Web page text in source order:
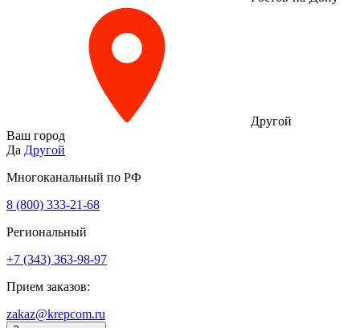
Другой
Ваш город
Да Другой
Многоканальный по РФ
8 (800) 333‑21-68
Региональный
+7 (343) 363-98-97
Прием заказов:
zakaz@krepcom.ru